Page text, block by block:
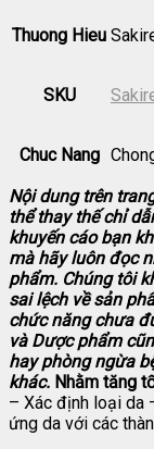
Thuong Hieu
SKU
Chuc Nang
Nội dung trên
thể thay thế chỉ
khuyến cáo bạn
mà hãy luôn đọc
phẩm. Chúng tôi
sai lệch về sản
chức năng chưa
và Dược phẩm
hay phòng ngừa
khác. Nhằm tăng
– Xác định loại da
ứng da với các